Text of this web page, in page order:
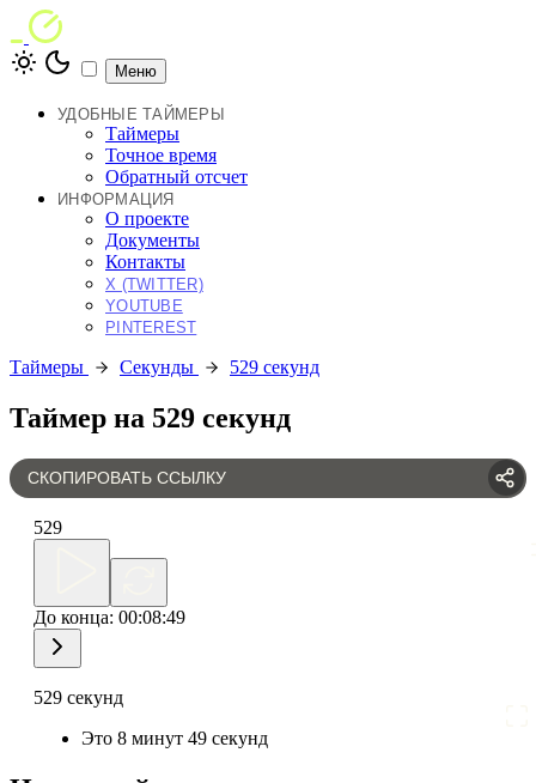
Меню
УДОБНЫЕ ТАЙМЕРЫ
Таймеры
Точное время
Обратный отсчет
ИНФОРМАЦИЯ
О проекте
Документы
Контакты
X (TWITTER)
YOUTUBE
PINTEREST
Таймеры Секунды 529 секунд
Таймер на 529 секунд
СКОПИРОВАТЬ ССЫЛКУ
529
До конца: 00:08:49
529 секунд
Это 8 минут 49 секунд